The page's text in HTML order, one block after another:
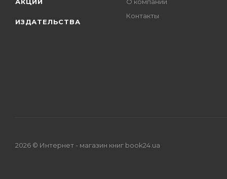
ИЗДАТЕЛЬСТВА
Контакты
2026 © Интернет - магазин книг book24.ua